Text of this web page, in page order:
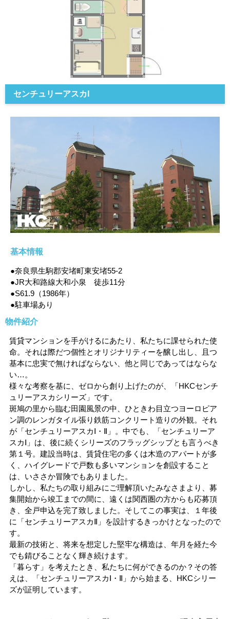
センチュリーアスカI
基本情報
●奈良県生駒郡安堵町東安堵55-2
●JR大和路線大和小泉 徒歩11分
●S61.9（1986年）
●駐車場あり
物件紹介
賃貸マンションを手がけるにあたり、私たちに課せられた使
命。それは際だつ個性とオリジナリティーを醸し出し、且つ
基本に忠実で無ければならない、他と同じであってはならな
い…。
様々な考察を基に、ゼロから創り上げたのが、「HKCセンチ
ュリーアスカシリーズ」です。
斑鳩の里から臨む田園風景の中、ひときわ目立つヨーロピア
ン調のレンガタイル張り鉄筋コンクリート造りの外観。それ
が「センチュリーアスカⅠ・Ⅱ」。中でも、「センチュリーア
スカⅠ」は、後に続くシリーズのフラッグシップとも言うべき
第１号。建設当時は、賃貸住宅の多くは木造のアパートが多
く、ハイグレードで戸数も多いマンションを創設すること
は、いささか冒険でもありました。
しかし、私たちの取り組みにご理解頂いたみなさまより、募
集開始から竣工までの間に、遠くは関西圏の方からも応募頂
き、全戸申込を完了致しました。そしてこの事実は、１年後
に「センチュリーアスカⅡ」を設計するきっかけとなったので
す。
最新の技術と、将来を想定した堅牢な構造は、年月を経た今
でも錆びることなく輝き続けます。
「暮らす」を考えたとき、私たちに何ができるのか？その答
えは、「センチュリーアスカⅠ・Ⅱ」から始まる、HKCシリー
ズが証明しています。